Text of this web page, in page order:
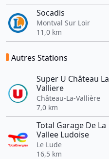
Socadis
Montval Sur Loir
11,0 km
Autres Stations
Super U Château La
Valliere
Château-La-Vallière
7,0 km
Total Garage De La
Vallee Ludoise
Le Lude
16,5 km